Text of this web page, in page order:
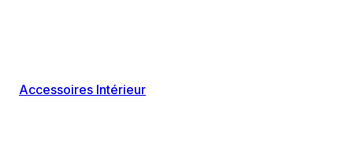
Accessoires Intérieur